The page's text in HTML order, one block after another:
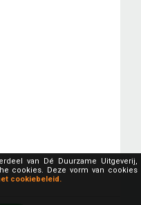
van Dé Duurzame Uitgeverij,
cookies. Deze vorm van cookies
cookiebeleid.